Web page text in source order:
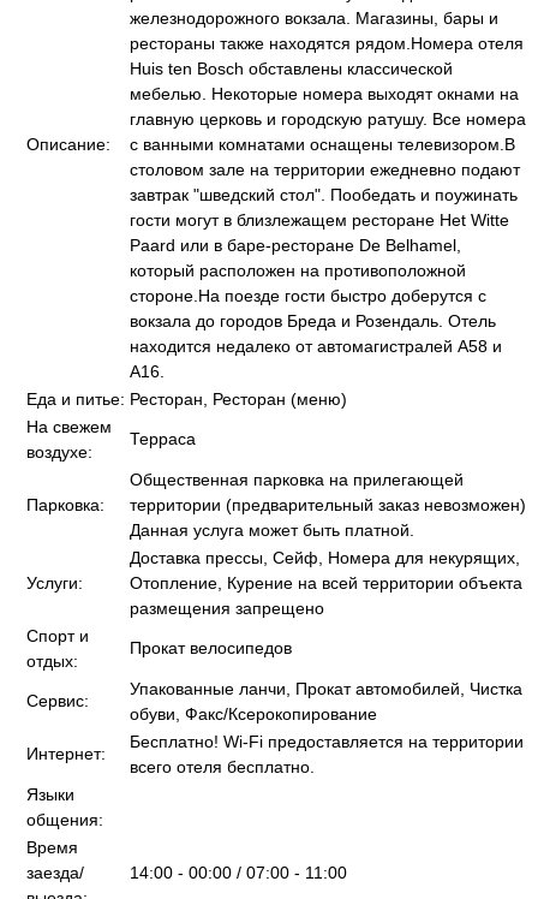
Описание:
железнодорожного вокзала. Магазины, бары и
рестораны также находятся рядом.Номера отеля
Huis ten Bosch обставлены классической
мебелью. Некоторые номера выходят окнами на
главную церковь и городскую ратушу. Все номера
с ванными комнатами оснащены телевизором.В
столовом зале на территории ежедневно подают
завтрак "шведский стол". Пообедать и поужинать
гости могут в близлежащем ресторане Het Witte
Paard или в баре-ресторане De Belhamel,
который расположен на противоположной
стороне.На поезде гости быстро доберутся с
вокзала до городов Бреда и Розендаль. Отель
находится недалеко от автомагистралей A58 и
A16.
Еда и питье: Ресторан, Ресторан (меню)
На свежем
воздухе:
Терраса
Парковка:
Общественная парковка на прилегающей
территории (предварительный заказ невозможен)
Данная услуга может быть платной.
Услуги:
Доставка прессы, Сейф, Номера для некурящих,
Отопление, Курение на всей территории объекта
размещения запрещено
Спорт и
отдых:
Прокат велосипедов
Сервис:
Упакованные ланчи, Прокат автомобилей, Чистка
обуви, Факс/Ксерокопирование
Интернет:
Бесплатно! Wi-Fi предоставляется на территории
всего отеля бесплатно.
Языки
общения:
Время
заезда/
14:00 - 00:00 / 07:00 - 11:00